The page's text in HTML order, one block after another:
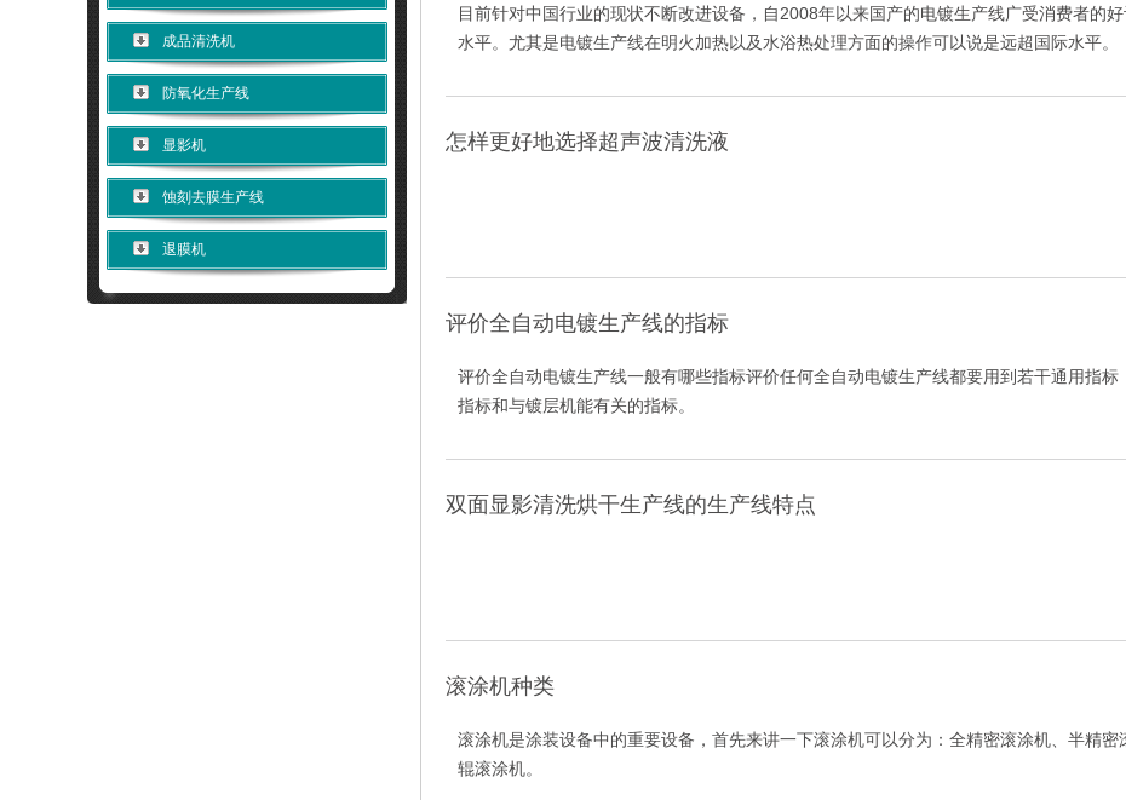
成品清洗机
防氧化生产线
显影机
蚀刻去膜生产线
退膜机
目前针对中国行业的现状不断改进设备，自2008年以来国产的电镀生产线广受消费者的
水平。尤其是电镀生产线在明火加热以及水浴热处理方面的操作可以说是远超国际水平。
怎样更好地选择超声波清洗液
评价全自动电镀生产线的指标
评价全自动电镀生产线一般有哪些指标评价任何全自动电镀生产线都要用到若干通用指标
指标和与镀层机能有关的指标。
双面显影清洗烘干生产线的生产线特点
滚涂机种类
滚涂机是涂装设备中的重要设备，首先来讲一下滚涂机可以分为：全精密滚涂机、半精密
辊滚涂机。